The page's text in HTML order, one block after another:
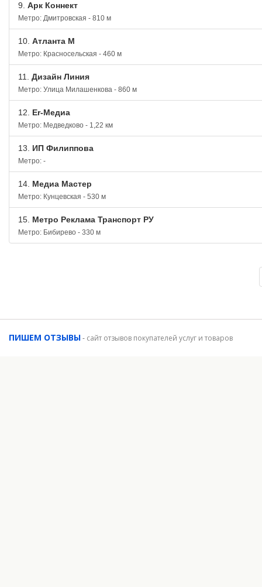
9. Арк Коннект
Метро: Дмитровская - 810 м
10. Атланта М
Метро: Красносельская - 460 м
11. Дизайн Линия
Метро: Улица Милашенкова - 860 м
12. Еr-Медиа
Метро: Медведково - 1,22 км
13. ИП Филиппова
Метро: -
14. Медиа Мастер
Метро: Кунцевская - 530 м
15. Метро Реклама Транспорт РУ
Метро: Бибирево - 330 м
ПИШЕМ ОТЗЫВЫ- сайт отзывов покупателей услуг и товаров